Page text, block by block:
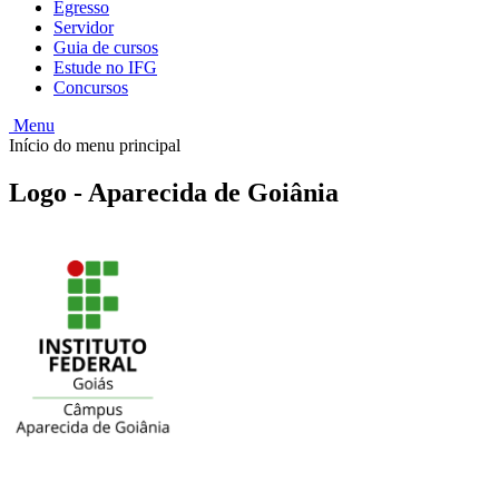
Egresso
Servidor
Guia de cursos
Estude no IFG
Concursos
Menu
Início do menu principal
Logo - Aparecida de Goiânia